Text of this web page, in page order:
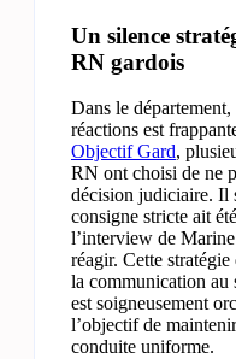
Un silence
RN gardois
Dans le département,
réactions est
Objectif Gard,
RN ont choisi de ne
décision judiciaire. Il
consigne stricte ait
l’interview de
réagir. Cette
la communication au
est soigneusement
l’objectif de
conduite uniforme.